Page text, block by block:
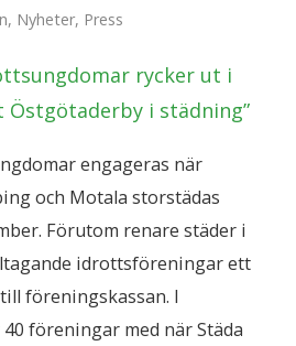
, Nyheter, Press
engageras när
och Motala storstädas
Förutom renare städer i
idrottsföreningar ett
föreningskassan. I
föreningar med när Städa